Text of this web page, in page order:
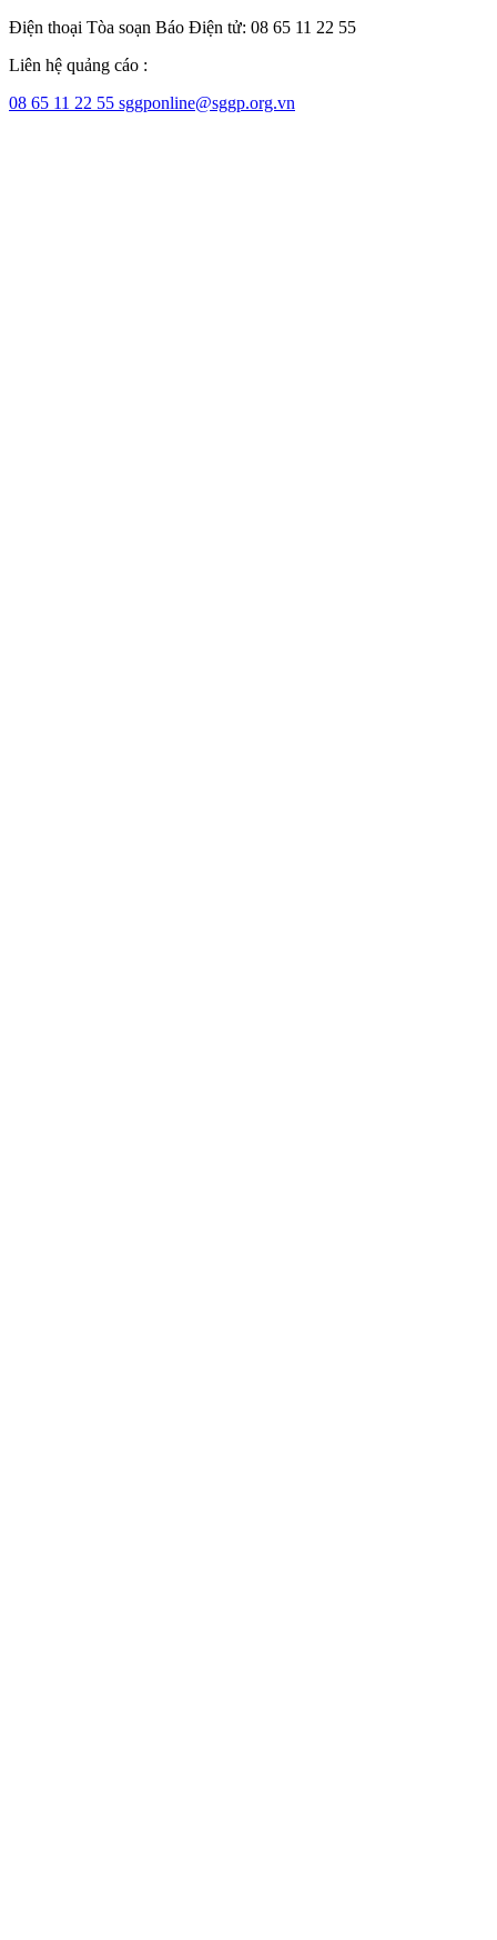
Điện thoại Tòa soạn Báo Điện tử: 08 65 11 22 55
Liên hệ quảng cáo :
08 65 11 22 55 sggponline@sggp.org.vn